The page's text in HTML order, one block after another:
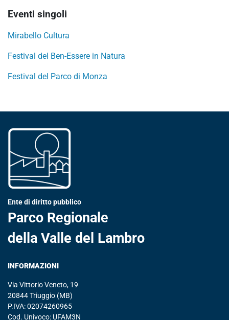
Eventi singoli
Mirabello Cultura
Festival del Ben-Essere in Natura
Festival del Parco di Monza
Ente di diritto pubblico
Parco Regionale
della Valle del Lambro
INFORMAZIONI
Via Vittorio Veneto, 19
20844 Triuggio (MB)
P.IVA: 02074260965
Cod. Univoco: UFAM3N